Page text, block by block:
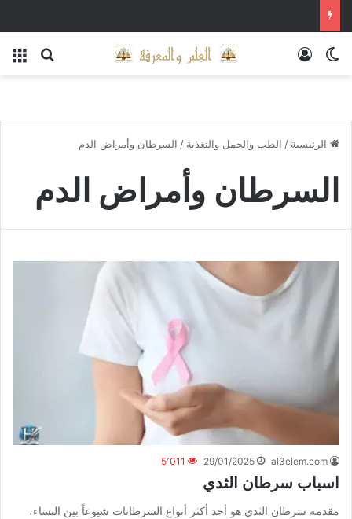
بحث الوضع المظلمتسجيل الدخول
الرئيسية / الطب والحمل والتغذية / السرطان وأمراض الدم
السرطان وأمراض الدم
al3elem.com
29/01/2025 5٬011
اسباب سرطان الثدي
مقدمة سرطان الثدي هو أحد أكثر أنواع السرطانات شيوعاً بين النساء،